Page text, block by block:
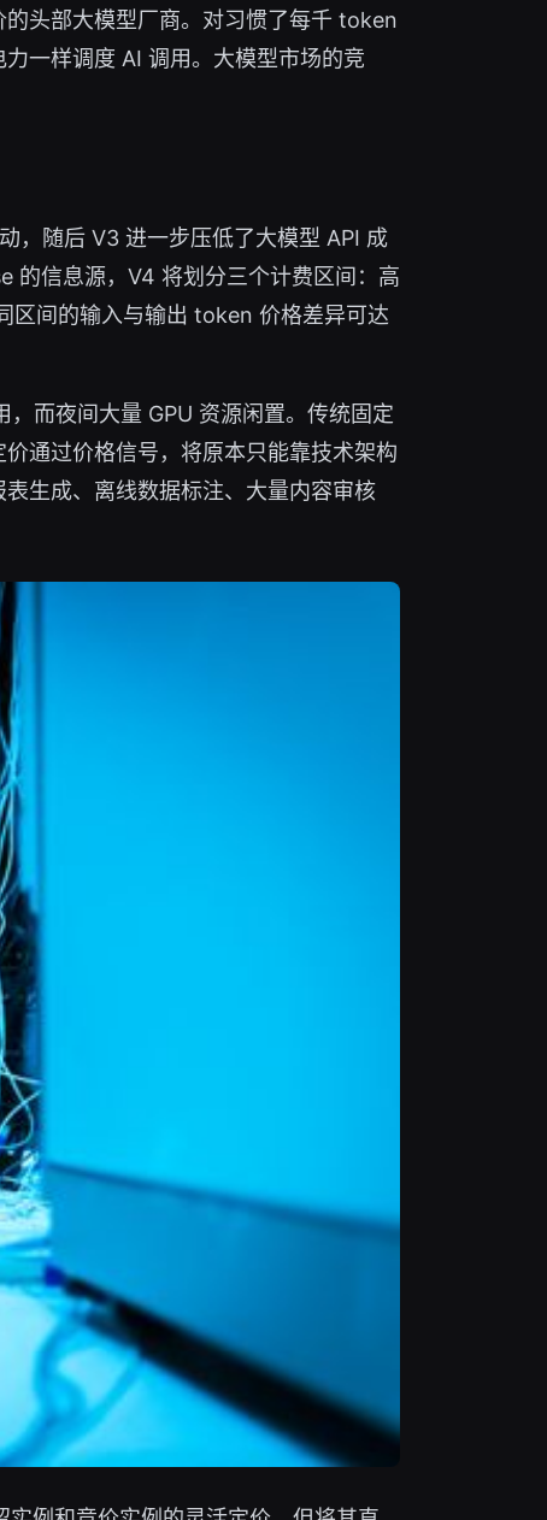
头部大模型厂商。对习惯了每千 token
一样调度 AI 调用。大模型市场的竞
，随后 V3 进一步压低了大模型 API 成
的信息源，V4 将划分三个计费区间：高
区间的输入与输出 token 价格差异可达
而夜间大量 GPU 资源闲置。传统固定
通过价格信号，将原本只能靠技术架构
生成、离线数据标注、大量内容审核